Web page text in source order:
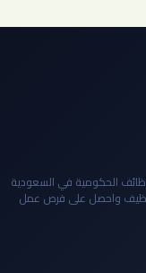
الحكومية في السعودية
واحصل على فرص عمل